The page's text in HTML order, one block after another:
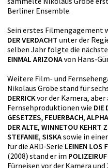
Berliner Ensemble.
Sein erstes Filmengagement
DER VERDACHT unter der
selben Jahr folgte die
EINMAL ARIZONAvon Hans-
Weitere Film- und
Nikolaus Gröbe stand für
DERRICKvor der Kamera, aber
Fernsehproduktionen wie DIE
GESETZES, FEUERBACH,
DER ALTE, WINNETOU KEHRT
STEFANIE, SISKAsowie in
für die ARD-Serie LEINEN LOS
(2008) stand er im
Fürneisen vor der Kamera und